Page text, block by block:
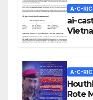
A-C-
ai-
A-C-
Rote